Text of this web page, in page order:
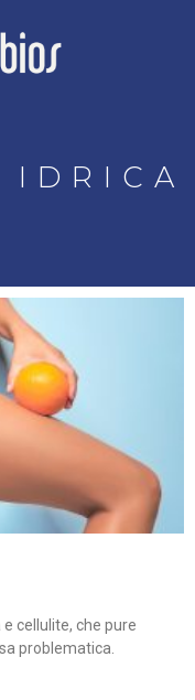
IDRICA
cellulite, che pure
problematica.